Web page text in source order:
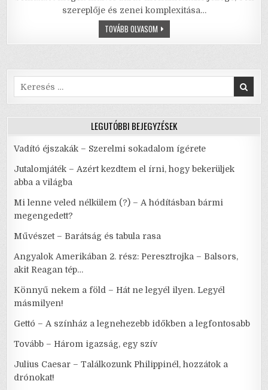
b
k
r
A
szereplője és zenei komplexitása…
TOVÁBB OLVASOMHEGEDŰS
A
HÁZTETŐN
MEGÚJULÁS,
PUSZTULÁS
Search
for:
LEGUTÓBBI BEJEGYZÉSEK
Vadító éjszakák – Szerelmi sokadalom ígérete
Jutalomjáték – Azért kezdtem el írni, hogy bekerüljek
abba a világba
Mi lenne veled nélkülem (?) – A hódításban bármi
megengedett?
Művészet – Barátság és tabula rasa
Angyalok Amerikában 2. rész: Peresztrojka – Balsors,
akit Reagan tép…
Könnyű nekem a föld – Hát ne legyél ilyen. Legyél
másmilyen!
Gettó – A színház a legnehezebb időkben a legfontosabb
Tovább – Három igazság, egy szív
Julius Caesar – Találkozunk Philippinél, hozzátok a
drónokat!